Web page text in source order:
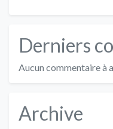
Derniers
Aucun commentaire à
Archive